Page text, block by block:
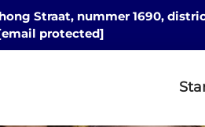
Straat, nummer 1690,
protected]